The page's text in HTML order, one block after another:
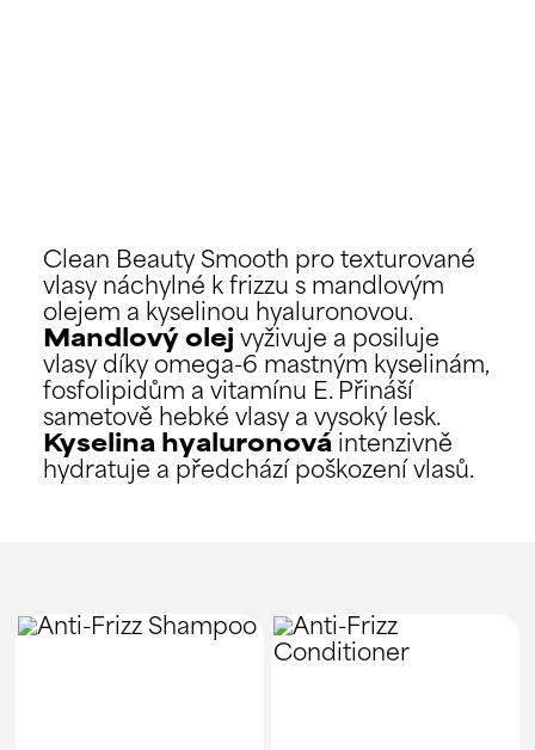
Clean Beauty Smooth pro texturované
vlasy náchylné k frizzu s mandlovým
olejem a kyselinou hyaluronovou.
Mandlový olej vyživuje a posiluje
vlasy díky omega-6 mastným kyselinám,
fosfolipidům a vitamínu E. Přináší
sametově hebké vlasy a vysoký lesk.
Kyselina hyaluronová intenzivně
hydratuje a předchází poškození vlasů.